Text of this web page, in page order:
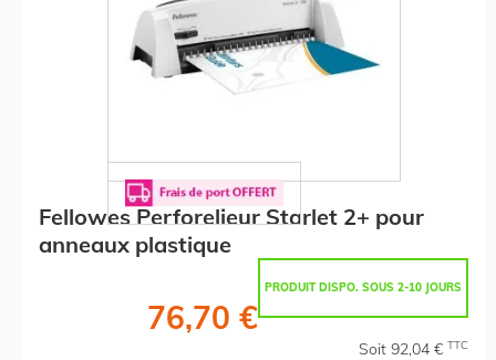
Fellowes Perforelieur Starlet 2+ pour
anneaux plastique
PRODUIT DISPO. SOUS 2-10 JOURS
76,70 €
Soit 92,04 € TTC